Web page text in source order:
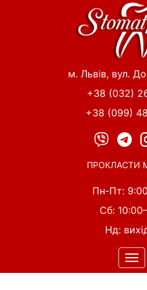
м. Львів, вул.
+38 (032)
+38 (099)
ПРОКЛАСТИ
Пн-Пт:
Сб:
Нд: